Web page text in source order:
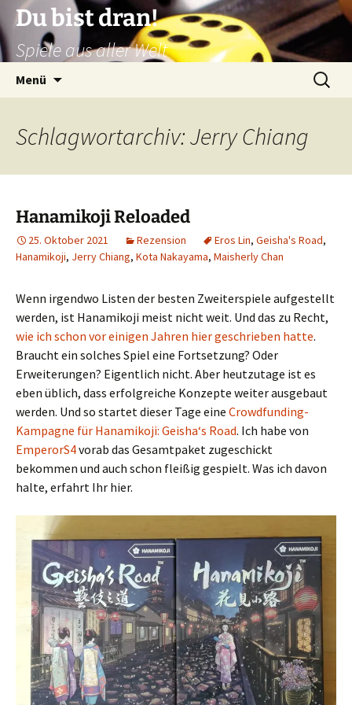
Zum
Inhalt
springen
Du bist dran!
Spiele aus aller Welt
Menü
Suchen
nach:
Schlagwortarchiv: Jerry Chiang
Hanamikoji Reloaded
25. Oktober 2021 Rezension Eros Lin, Geisha's Road,
Hanamikoji, Jerry Chiang, Kota Nakayama, Maisherly Chan
Wenn irgendwo Listen der besten Zweiterspiele aufgestellt
werden, ist Hanamikoji meist nicht weit. Und das zu Recht,
wie ich schon vor einigen Jahren hier geschrieben hatte.
Braucht ein solches Spiel eine Fortsetzung? Oder
Erweiterungen? Eigentlich nicht. Aber heutzutage ist es
eben üblich, dass erfolgreiche Konzepte weiter ausgebaut
werden. Und so startet dieser Tage eine Crowdfunding-
Kampagne für Hanamikoji: Geisha‘s Road. Ich habe von
EmperorS4vorab das Gesamtpaket zugeschickt
bekommen und auch schon fleißig gespielt. Was ich davon
halte, erfahrt Ihr hier.